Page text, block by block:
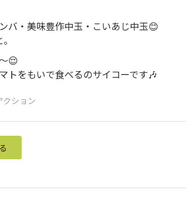
バ・美味豊作中玉・こいあじ中玉😊
😌
トをもいで食べるのサイコーです🎶
クション